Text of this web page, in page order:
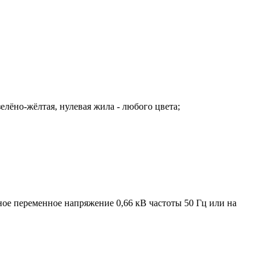
жёлтая, нулевая жила - любого цвета;
переменное напряжение 0,66 кВ частоты 50 Гц или на